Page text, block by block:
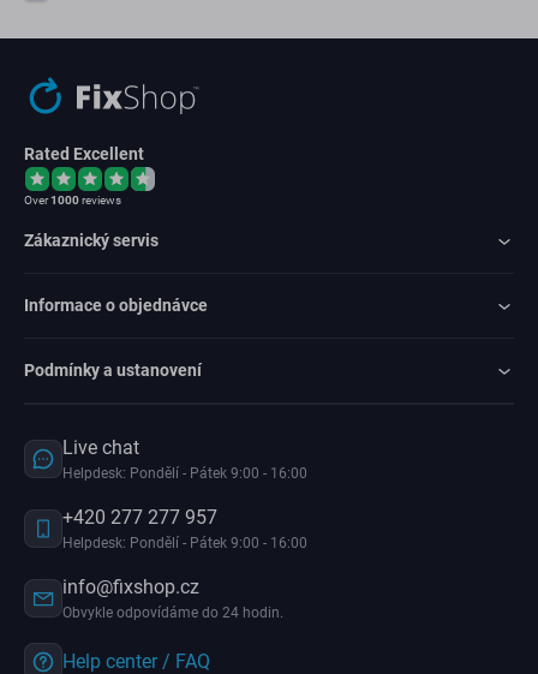
Rated Excellent
Over1000reviews
Zákaznický servis
Informace o objednávce
Podmínky a ustanovení
Live chat
Helpdesk: Pondělí - Pátek 9:00 - 16:00
+420 277 277 957
Helpdesk: Pondělí - Pátek 9:00 - 16:00
info@fixshop.cz
Obvykle odpovídáme do 24 hodin.
Help center / FAQ